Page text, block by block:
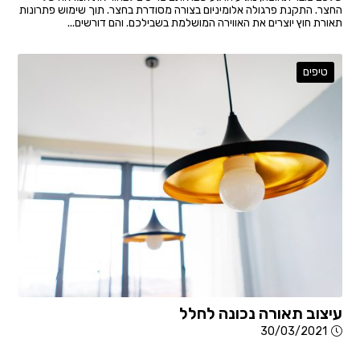
החצר. התקנת פרגולה אלומיניום בצורה מסודרת בחצר. תוך שימוש פתרונות
תאורת חוץ יוצרים את האווירה המושלמת בשבילכם. והם דורשים...
טיפים
עיצוב תאורה נכונה לחלל
30/03/2021